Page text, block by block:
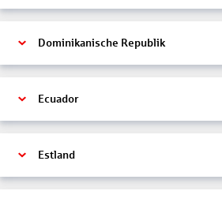
Dominikanische Republik
Ecuador
Estland